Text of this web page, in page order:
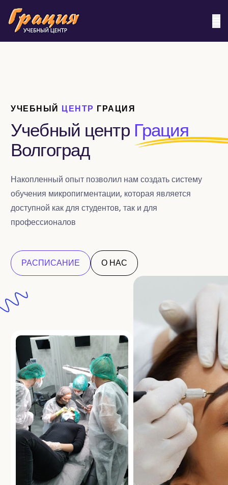
УЧЕБНЫЙ ЦЕНТР ГРАЦИЯ
Учебный центр Грация
Волгоград
Накопленный опыт позволил нам создать систему
обучения микропигментации, которая является
доступной как для студентов, так и для
профессионалов
РАСПИСАНИЕ О НАС